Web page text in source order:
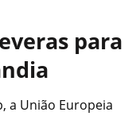
para
a União Europeia